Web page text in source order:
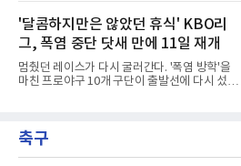
적으로 FA 자격으로 팀을 떠난 김범수는 KIA 타
이거즈로 유니폼을 갈아입
완 제이컵 미저로우스키(밀워키 브루어스)가 역
대 최소 이닝 시즌 200탈삼진 2위 기록을 세웠
다.미저로우스키는 10일(한국시간) 미국 위스콘
신주 밀워키 아메리칸패밀리필드에서 열린 미네
소타 트윈스전에 선발로 나서 6이닝 9탈삼진 3
실점을 기록했다. 3회 첫 타자 앨런 로든을 헛스
윙 삼진으로 처리하며 시즌 200번째 삼진을 잡
닝 신기록을 세웠다. MLB닷컴이 엘리어스 스포
츠뷰로 자료를 인용해 소개한 바에
'달콤하지만은 않았던 휴식' KBO리
그, 폭염 중단 닷새 만에 11일 재개
멈췄던 레이스가 다시 굴러간다. '폭염 방학'을
마친 프로야구 10개 구단이 출발선에 다시 섰다.
견을 제외하면 정규리그가 다른 사유로 멈춘 것
은 코로나19 집단 감염을 겪은 2021년 7월 이후
축구